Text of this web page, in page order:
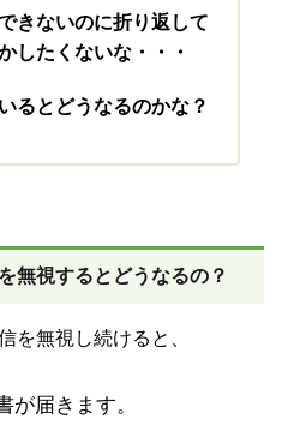
きないのに折り返して
したくないな・・・
るとどうなるのかな？
無視するとどうなるの？
を無視し続けると、
が届きます。